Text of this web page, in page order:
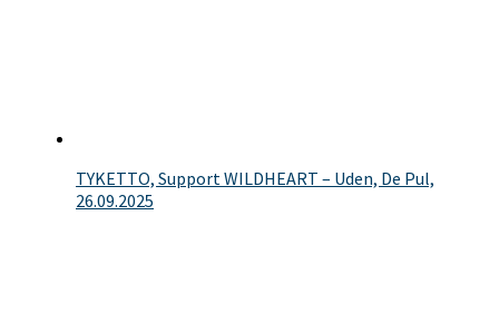
TYKETTO, Support WILDHEART – Uden, De Pul,
26.09.2025